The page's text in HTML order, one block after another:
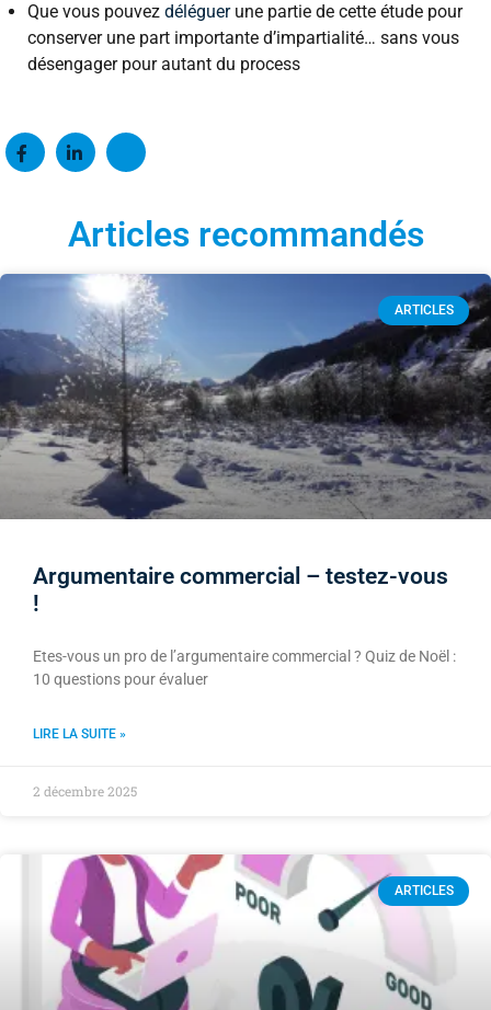
Que vous pouvez déléguerune partie de cette étude pour
conserver une part importante d’impartialité… sans vous
désengager pour autant du process
Articles recommandés
ARTICLES
Argumentaire commercial – testez-vous
!
Etes-vous un pro de l’argumentaire commercial ? Quiz de Noël :
10 questions pour évaluer
LIRE LA SUITE »
2 décembre 2025
ARTICLES